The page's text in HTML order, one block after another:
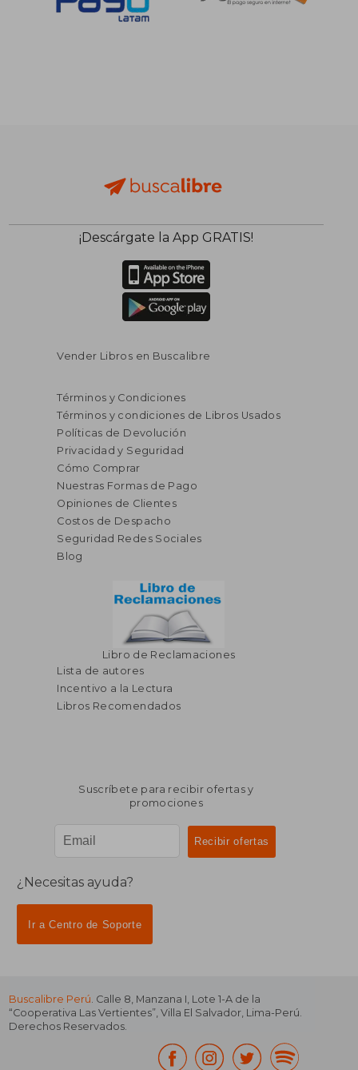
¡Descárgate la App GRATIS!
Vender Libros en Buscalibre
Términos y Condiciones
Términos y condiciones de Libros Usados
Políticas de Devolución
Privacidad y Seguridad
Cómo Comprar
Nuestras Formas de Pago
Opiniones de Clientes
Costos de Despacho
Seguridad Redes Sociales
Blog
Libro de Reclamaciones
Lista de autores
Incentivo a la Lectura
Libros Recomendados
Suscríbete para recibir ofertas y
promociones
¿Necesitas ayuda?
Ir a Centro de Soporte
Buscalibre Perú. Calle 8, Manzana I, Lote 1-A de la
“Cooperativa Las Vertientes”, Villa El Salvador, Lima-Perú.
Derechos Reservados.